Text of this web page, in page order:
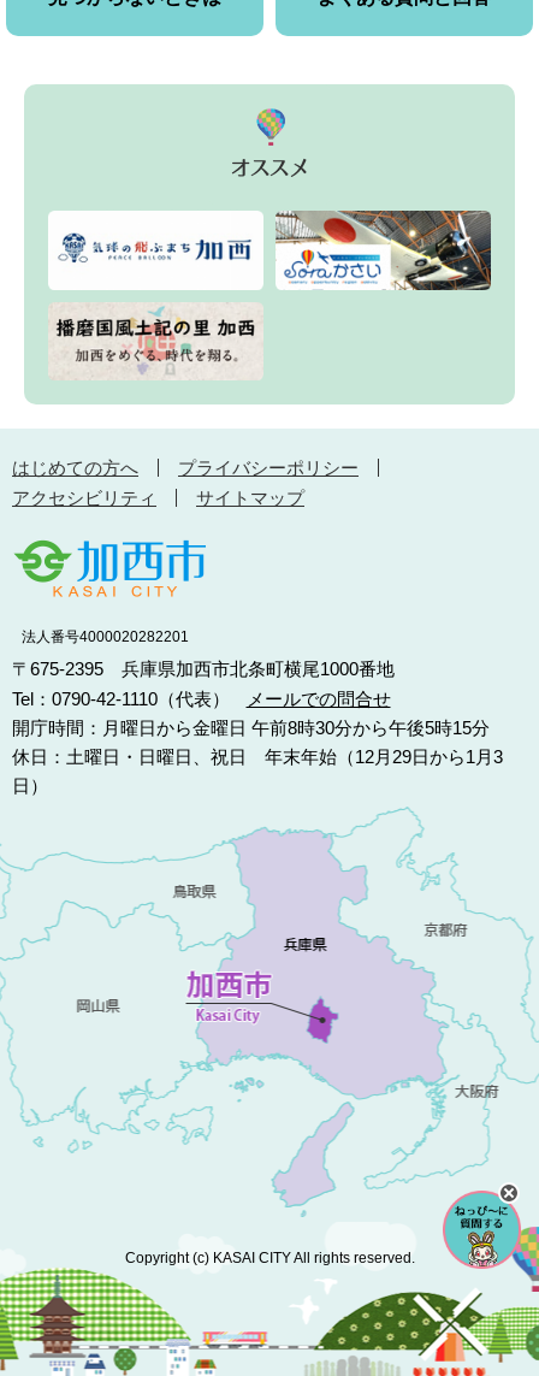
はじめての方へ
プライバシーポリシー
アクセシビリティ
サイトマップ
法人番号4000020282201
〒675-2395 兵庫県加西市北条町横尾1000番地
Tel：0790-42-1110（代表）
メールでの問合せ
開庁時間：月曜日から金曜日 午前8時30分から午後5時15分
休日：土曜日・日曜日、祝日 年末年始（12月29日から1月3
日）
Copyright (c) KASAI CITY All rights reserved.